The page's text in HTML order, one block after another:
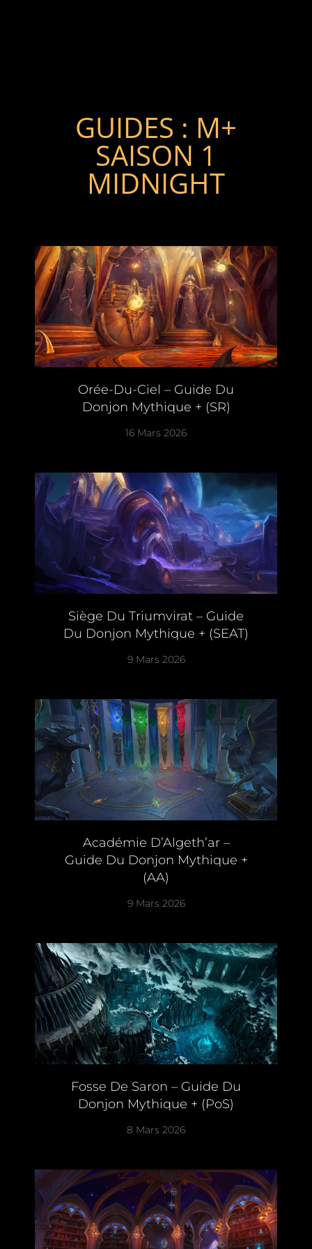
GUIDES : M+
SAISON 1
MIDNIGHT
Orée-Du-Ciel – Guide Du
Donjon Mythique + (SR)
16 Mars 2026
Siège Du Triumvirat – Guide
Du Donjon Mythique + (SEAT)
9 Mars 2026
Académie D’Algeth’ar –
Guide Du Donjon Mythique +
(AA)
9 Mars 2026
Fosse De Saron – Guide Du
Donjon Mythique + (PoS)
8 Mars 2026